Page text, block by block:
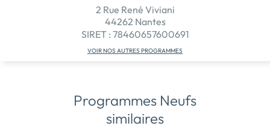
2 Rue René Viviani
44262 Nantes
SIRET : 78460657600691
VOIR NOS AUTRES PROGRAMMES
Programmes Neufs
similaires